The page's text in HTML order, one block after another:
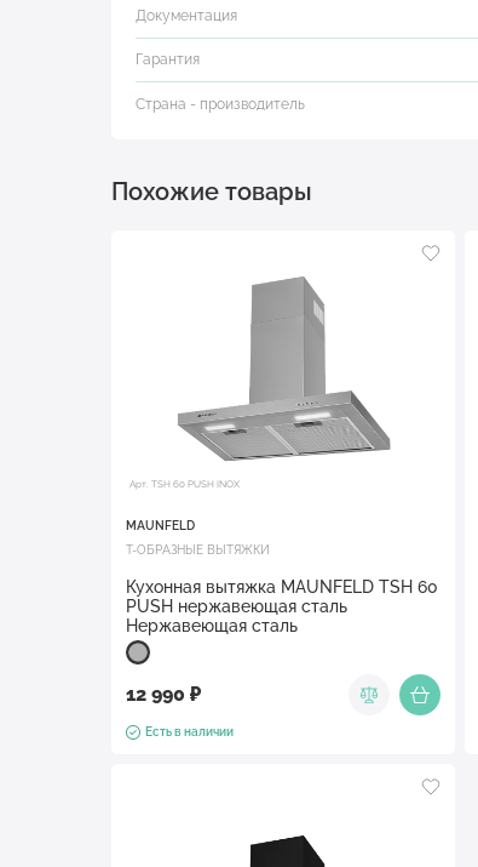
Документация
Гарантия
Страна - производитель
Похожие товары
Арт. TSH 60 PUSH INOX
MAUNFELD
Т-ОБРАЗНЫЕ ВЫТЯЖКИ
Кухонная вытяжка MAUNFELD TSH 60
PUSH нержавеющая сталь
Нержавеющая сталь
12 990 ₽
Есть в наличии